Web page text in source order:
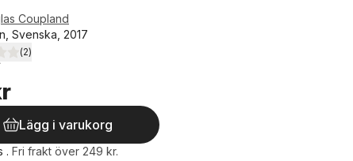
Coupland
Svenska, 2017
stjärnor. Totalt antal röster:
(2)
Lägg i varukorg
. Fri frakt över 249 kr.